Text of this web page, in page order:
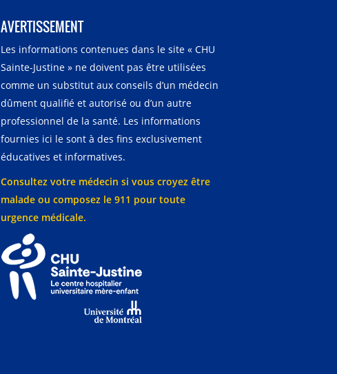
AVERTISSEMENT
Les informations contenues dans le site « CHU
Sainte-Justine » ne doivent pas être utilisées
comme un substitut aux conseils d’un médecin
dûment qualifié et autorisé ou d’un autre
professionnel de la santé. Les informations
fournies ici le sont à des fins exclusivement
éducatives et informatives.
Consultez votre médecin si vous croyez être
malade ou composez le 911 pour toute
urgence médicale.